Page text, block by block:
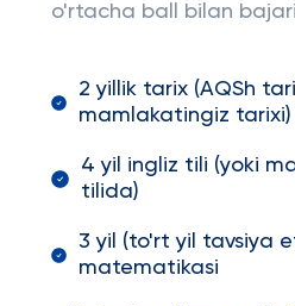
o'rtacha ball bilan
2 yillik tarix (AQSh
mamlakatingiz tarixi)
4 yil ingliz tili (yoki
tilida)
3 yil (to'rt yil tavsiya
matematikasi